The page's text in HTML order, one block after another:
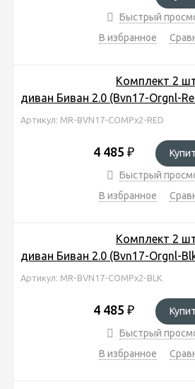
Быстрый
В избранное
Комплект 2
диван Биван 2.0 (Bvn17-Orgnl-
Артикул: MR-BVN17-COMPx2-RED
4 485 ₽
Быстрый
В избранное
Комплект 2
диван Биван 2.0 (Bvn17-Orgnl-
Артикул: MR-BVN17-COMPx2-BLK
4 485 ₽
Быстрый
В избранное